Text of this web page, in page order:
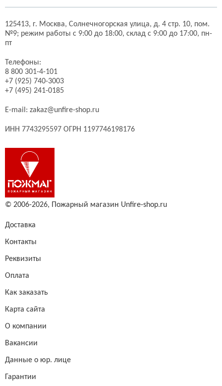
125413, г. Москва, Солнечногорская улица, д. 4 стр. 10, пом.
№9; режим работы с 9:00 до 18:00, склад с 9:00 до 17:00, пн-
пт
Телефоны:
8 800 301-4-101
+7 (925) 740-3003
+7 (495) 241-0185
E-mail: zakaz@unfire-shop.ru
ИНН 7743295597 ОГРН 1197746198176
© 2006-2026, Пожарный магазин Unfire-shop.ru
Доставка
Контакты
Реквизиты
Оплата
Как заказать
Карта сайта
О компании
Вакансии
Данные о юр. лице
Гарантии